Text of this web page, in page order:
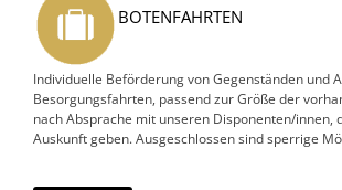
BOTENFAHRTEN
Individuelle Beförderung von Gegenständen und
Besorgungsfahrten, passend zur Größe der
nach Absprache mit unseren Disponenten/innen,
Auskunft geben. Ausgeschlossen sind sperrige